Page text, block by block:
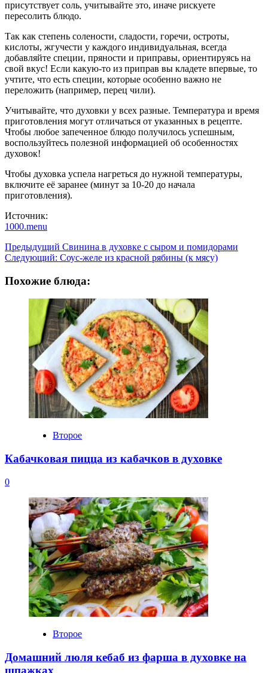
присутствует соль, учитывайте это, иначе рискуете
пересолить блюдо.
Так как степень солености, сладости, горечи, остроты,
кислоты, жгучести у каждого индивидуальная, всегда
добавляйте специи, пряности и приправы, ориентируясь на
свой вкус! Если какую-то из приправ вы кладете впервые, то
учтите, что есть специи, которые особенно важно не
переложить (например, перец чили).
Учитывайте, что духовки у всех разные. Температура и время
приготовления могут отличаться от указанных в рецепте.
Чтобы любое запеченное блюдо получилось успешным,
воспользуйтесь полезной информацией об особенностях
духовок!
Чтобы духовка успела нагреться до нужной температуры,
включите её заранее (минут за 10-20 до начала
приготовления).
Источник:
1000.menu
Навигация
записи
Предыдущий Свинина в духовке с сыром и помидорами
Следующий: Соус-желе из красной рябины (к мясу)
Похожие блюда:
Второе
Кабачковая пицца из кабачков в духовке
0
Второе
Домашний люля кебаб из фарша в духовке на
шпажках